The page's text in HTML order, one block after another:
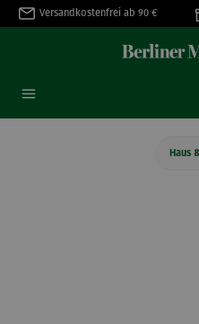
springen
Versandkostenfrei ab 90 €
Haus